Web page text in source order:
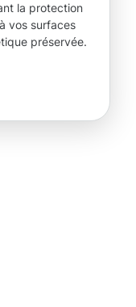
la protection
vos surfaces
préservée.